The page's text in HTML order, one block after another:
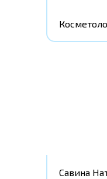
Савина